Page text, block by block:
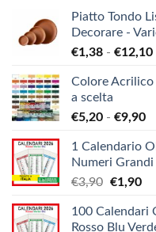
Piatto Tondo
Decorare -
€1,38 - €12,10
Colore
a scelta
€5,20 - €9,90
1 Calendario
Numeri
€3,90 Il
originale
€1,90Il
100 Calendari
Rosso Blu